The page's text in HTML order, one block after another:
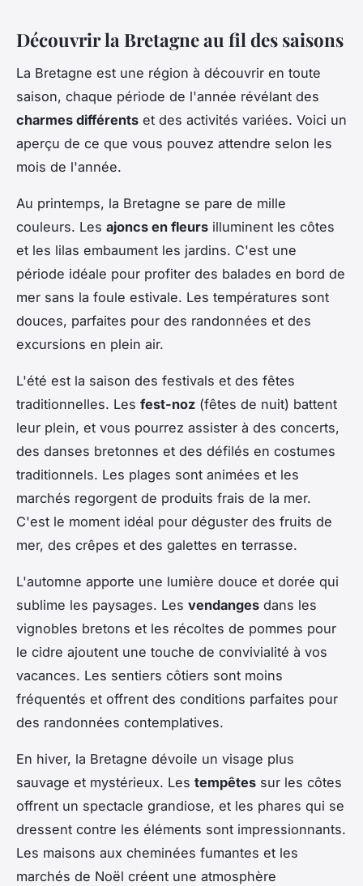
Découvrir la Bretagne au fil des saisons
La Bretagne est une région à découvrir en toute
saison, chaque période de l'année révélant des
charmes différents et des activités variées. Voici un
aperçu de ce que vous pouvez attendre selon les
mois de l'année.
Au printemps, la Bretagne se pare de mille
couleurs. Les ajoncs en fleurs illuminent les côtes
et les lilas embaument les jardins. C'est une
période idéale pour profiter des balades en bord de
mer sans la foule estivale. Les températures sont
douces, parfaites pour des randonnées et des
excursions en plein air.
L'été est la saison des festivals et des fêtes
traditionnelles. Les fest-noz (fêtes de nuit) battent
leur plein, et vous pourrez assister à des concerts,
des danses bretonnes et des défilés en costumes
traditionnels. Les plages sont animées et les
marchés regorgent de produits frais de la mer.
C'est le moment idéal pour déguster des fruits de
mer, des crêpes et des galettes en terrasse.
L'automne apporte une lumière douce et dorée qui
sublime les paysages. Les vendanges dans les
vignobles bretons et les récoltes de pommes pour
le cidre ajoutent une touche de convivialité à vos
vacances. Les sentiers côtiers sont moins
fréquentés et offrent des conditions parfaites pour
des randonnées contemplatives.
En hiver, la Bretagne dévoile un visage plus
sauvage et mystérieux. Les tempêtes sur les côtes
offrent un spectacle grandiose, et les phares qui se
dressent contre les éléments sont impressionnants.
Les maisons aux cheminées fumantes et les
marchés de Noël créent une atmosphère